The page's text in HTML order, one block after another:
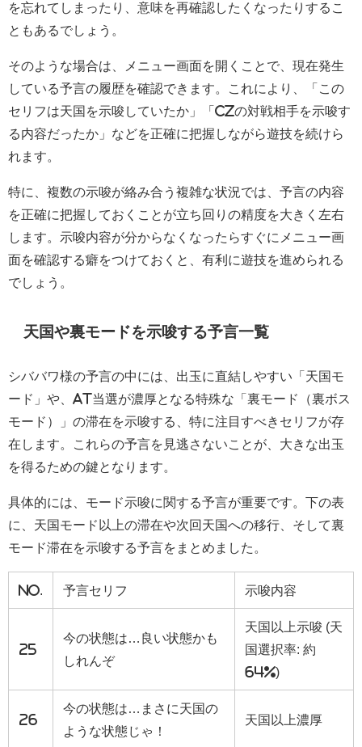
を忘れてしまったり、意味を再確認したくなったりするこ
ともあるでしょう。
そのような場合は、メニュー画面を開くことで、現在発生
している予言の履歴を確認できます。これにより、「この
セリフは天国を示唆していたか」「CZの対戦相手を示唆す
る内容だったか」などを正確に把握しながら遊技を続けら
れます。
特に、複数の示唆が絡み合う複雑な状況では、予言の内容
を正確に把握しておくことが立ち回りの精度を大きく左右
します。示唆内容が分からなくなったらすぐにメニュー画
面を確認する癖をつけておくと、有利に遊技を進められる
でしょう。
天国や裏モードを示唆する予言一覧
シババワ様の予言の中には、出玉に直結しやすい「天国モ
ード」や、AT当選が濃厚となる特殊な「裏モード（裏ボス
モード）」の滞在を示唆する、特に注目すべきセリフが存
在します。これらの予言を見逃さないことが、大きな出玉
を得るための鍵となります。
具体的には、モード示唆に関する予言が重要です。下の表
に、天国モード以上の滞在や次回天国への移行、そして裏
モード滞在を示唆する予言をまとめました。
No. 予言セリフ 示唆内容
25
今の状態は…良い状態かも
しれんぞ
天国以上示唆 (天
国選択率: 約
64%)
26
今の状態は…まさに天国の
ような状態じゃ！
天国以上濃厚